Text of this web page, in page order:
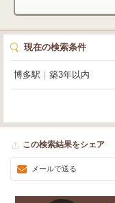
現在の検索条件
博多駅 築3年以内
この検索結果をシェア
メールで送る